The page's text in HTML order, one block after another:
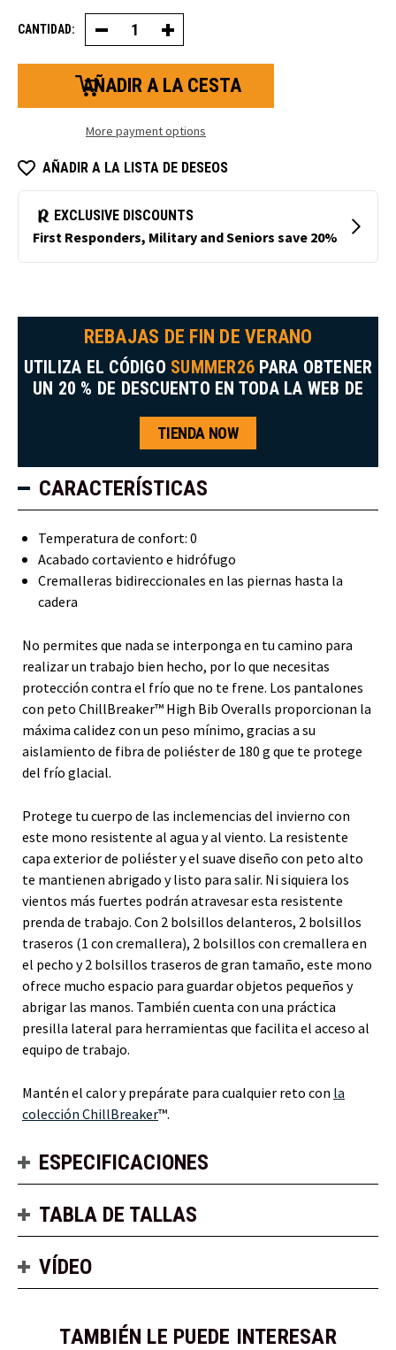
CANTIDAD: Disminuir
la
cantidad
de
petos
Aumentar
la
cantidad
petos
More payment options
AÑADIR A LA LISTA DE DESEOS
REBAJAS DE FIN DE VERANO
UTILIZA EL CÓDIGO SUMMER26 PARA OBTENER
UN 20 % DE DESCUENTO EN TODA LA WEB DE
TIENDA NOW
CARACTERÍSTICAS
Temperatura de confort: 0
Acabado cortaviento e hidrófugo
Cremalleras bidireccionales en las piernas hasta la
cadera
No permites que nada se interponga en tu camino para
realizar un trabajo bien hecho, por lo que necesitas
protección contra el frío que no te frene. Los pantalones
con peto ChillBreaker™ High Bib Overalls proporcionan la
máxima calidez con un peso mínimo, gracias a su
aislamiento de fibra de poliéster de 180 g que te protege
del frío glacial.
Protege tu cuerpo de las inclemencias del invierno con
este mono resistente al agua y al viento. La resistente
capa exterior de poliéster y el suave diseño con peto alto
te mantienen abrigado y listo para salir. Ni siquiera los
vientos más fuertes podrán atravesar esta resistente
prenda de trabajo. Con 2 bolsillos delanteros, 2 bolsillos
traseros (1 con cremallera), 2 bolsillos con cremallera en
el pecho y 2 bolsillos traseros de gran tamaño, este mono
ofrece mucho espacio para guardar objetos pequeños y
abrigar las manos. También cuenta con una práctica
presilla lateral para herramientas que facilita el acceso al
equipo de trabajo.
Mantén el calor y prepárate para cualquier reto con la
colección ChillBreaker™.
ESPECIFICACIONES
TABLA DE TALLAS
VÍDEO
TAMBIÉN LE PUEDE INTERESAR